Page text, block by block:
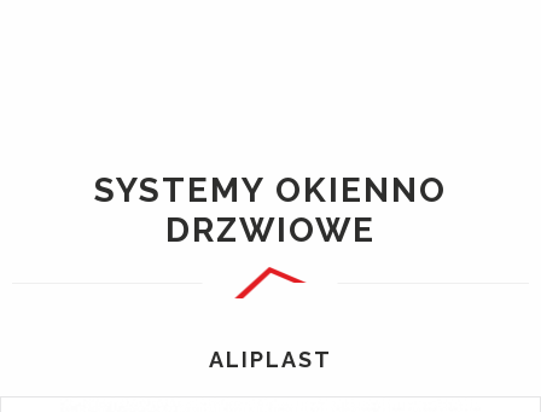
SYSTEMY OKIENNO
DRZWIOWE
ALIPLAST